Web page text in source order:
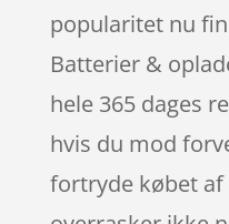
popularitet nu
Batterier &
hele 365 dages
hvis du mod
fortryde købet af